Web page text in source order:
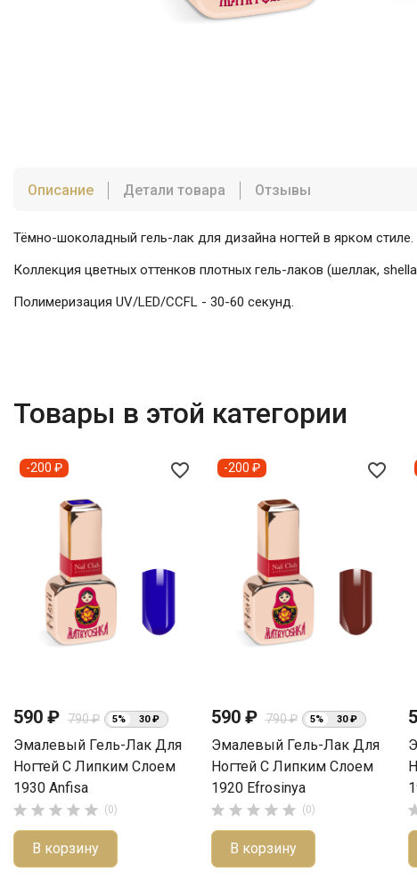
Описание Детали товара Отзывы
Тёмно-шоколадный гель-лак для дизайна ногтей в ярком стиле.
Коллекция цветных оттенков плотных гель-лаков (шеллак,
Полимеризация UV/LED/CCFL - 30-60 секунд.
Товары в этой категории
favorite_border
590 ₽ 790 ₽ 5% 30 ₽
Эмалевый Гель-Лак Для
Ногтей С Липким Слоем
1930 Anfisa
     (0)
В корзину
-200 ₽ favorite_border
590 ₽ 790 ₽ 5% 30 ₽
Эмалевый Гель-Лак Для
Ногтей С Липким Слоем
1920 Efrosinya
     (0)
В корзину
-200 ₽